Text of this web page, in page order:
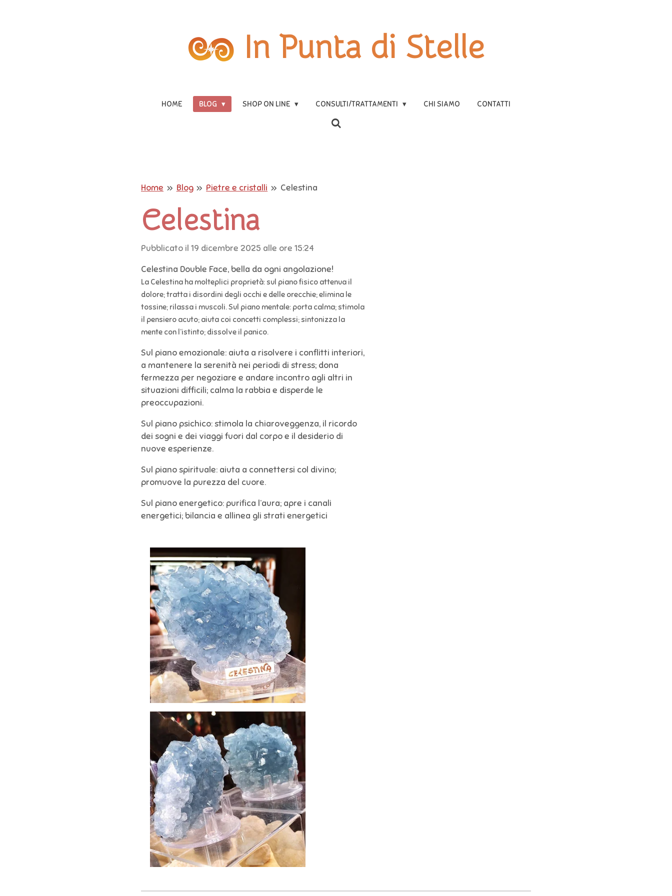
In Punta di Stelle
HOME BLOG SHOP ON LINE CONSULTI/TRATTAMENTI CHI SIAMO CONTATTI
Home » Blog » Pietre e cristalli » Celestina
Celestina
Pubblicato il 19 dicembre 2025 alle ore 15:24
Celestina Double Face, bella da ogni angolazione!
La Celestina ha molteplici proprietà: sul piano fisico attenua il
dolore; tratta i disordini degli occhi e delle orecchie; elimina le
tossine; rilassa i muscoli.Sul piano mentale: porta calma; stimola
il pensiero acuto; aiuta coi concetti complessi; sintonizza la
mente con l’istinto; dissolve il panico.
Sul piano emozionale: aiuta a risolvere i conflitti interiori,
a mantenere la serenità nei periodi di stress; dona
fermezza per negoziare e andare incontro agli altri in
situazioni difficili; calma la rabbia e disperde le
preoccupazioni.
Sul piano psichico: stimola la chiaroveggenza, il ricordo
dei sogni e dei viaggi fuori dal corpo e il desiderio di
nuove esperienze.
Sul piano spirituale: aiuta a connettersi col divino;
promuove la purezza del cuore.
Sul piano energetico: purifica l’aura; apre i canali
energetici; bilancia e allinea gli strati energetici